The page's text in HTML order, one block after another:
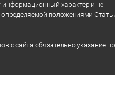
информационный характер и не
определяемой положениями
с сайта обязательно указание